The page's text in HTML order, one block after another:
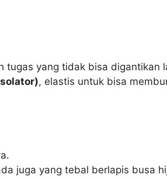
tugas yang tidak bisa digantikan
, elastis untuk bisa
juga yang tebal berlapis busa